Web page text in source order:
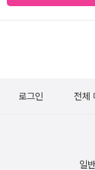
로그인 전체
일